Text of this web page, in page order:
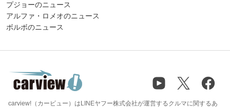
プジョーのニュース
アルファ・ロメオのニュース
ボルボのニュース
carview!（カービュー）はLINEヤフー株式会社が運営するクルマに関するあ